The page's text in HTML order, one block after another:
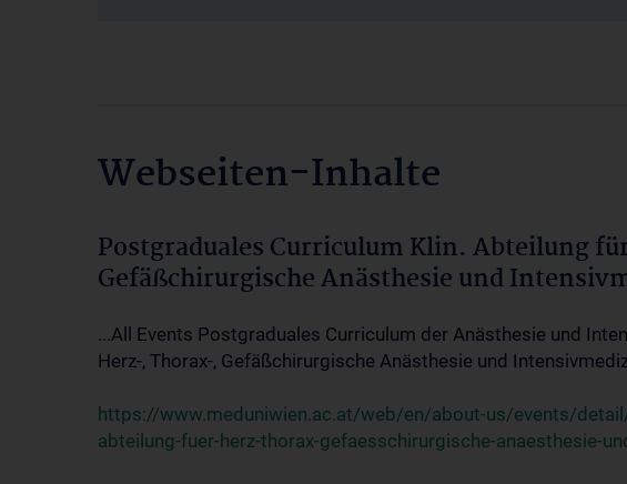
Webseiten-Inhalte
Postgraduales Curriculum Klin. Abteilung
Gefäßchirurgische Anästhesie und
...All Events Postgraduales Curriculum der Anästhesie und
Herz-, Thorax-, Gefäßchirurgische Anästhesie und
https://www.meduniwien.ac.at/web/en/about-us/events/
abteilung-fuer-herz-thorax-gefaesschirurgische-anaesthesie-